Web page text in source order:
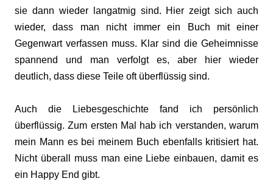
sie dann wieder langatmig sind. Hier zeigt sich auch
wieder, dass man nicht immer ein Buch mit einer
Gegenwart verfassen muss. Klar sind die Geheimnisse
spannend und man verfolgt es, aber hier wieder
deutlich, dass diese Teile oft überflüssig sind.
Auch die Liebesgeschichte fand ich persönlich
überflüssig. Zum ersten Mal hab ich verstanden, warum
mein Mann es bei meinem Buch ebenfalls kritisiert hat.
Nicht überall muss man eine Liebe einbauen, damit es
ein Happy End gibt.